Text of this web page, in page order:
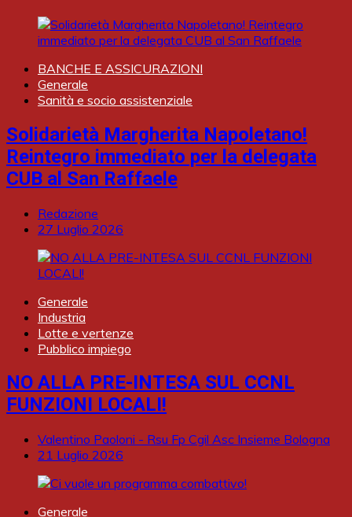
BANCHE E ASSICURAZIONI
Generale
Sanità e socio assistenziale
Solidarietà Margherita Napoletano!
Reintegro immediato per la delegata
CUB al San Raffaele
Redazione
27 Luglio 2026
Generale
Industria
Lotte e vertenze
Pubblico impiego
NO ALLA PRE-INTESA SUL CCNL
FUNZIONI LOCALI!
Valentino Paoloni - Rsu Fp Cgil Asc Insieme Bologna
21 Luglio 2026
Generale